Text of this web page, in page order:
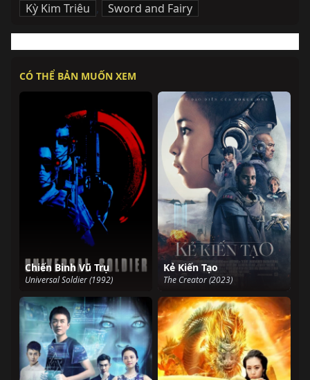
Kỳ Kim Triêu , Sword and Fairy
CÓ THỂ BẢN MUỐN XEM
Chiến Binh Vũ Trụ
Universal Soldier (1992)
Kẻ Kiến Tạo
The Creator (2023)